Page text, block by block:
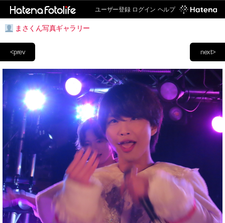
ユーザー登録 ログイン ヘルプ
まさくん写真ギャラリー
next>
<prev